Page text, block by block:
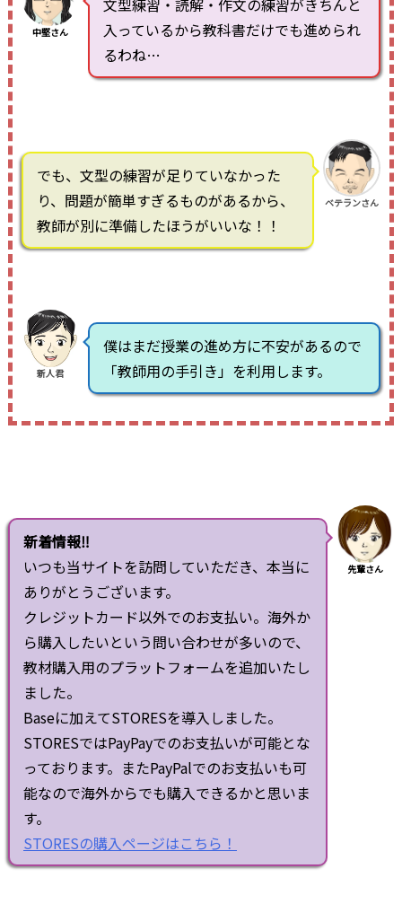
中堅さん
文型練習・読解・作文の練習がきちんと
入っているから教科書だけでも進められ
るわね…
でも、文型の練習が足りていなかった
り、問題が簡単すぎるものがあるから、
教師が別に準備したほうがいいな！！
ベテランさん
新人君
僕はまだ授業の進め方に不安があるので
「教師用の手引き」を利用します。
新着情報‼
いつも当サイトを訪問していただき、本当に
ありがとうございます。
クレジットカード以外でのお支払い。海外か
ら購入したいという問い合わせが多いので、
教材購入用のプラットフォームを追加いたし
ました。
Baseに加えてSTORESを導入しました。
STORESではPayPayでのお支払いが可能とな
っております。またPayPalでのお支払いも可
能なので海外からでも購入できるかと思いま
す。
STORESの購入ページはこちら！
先輩さん